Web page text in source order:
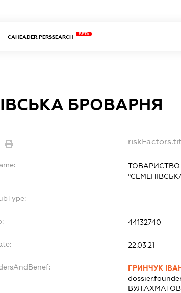
CAHEADER.PERSSEARCH
BETA
БРОВАРНЯ
-
44132740
22.03.21
ГРИНЧУК